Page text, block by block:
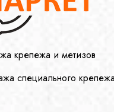
крепежа и метизов
специального